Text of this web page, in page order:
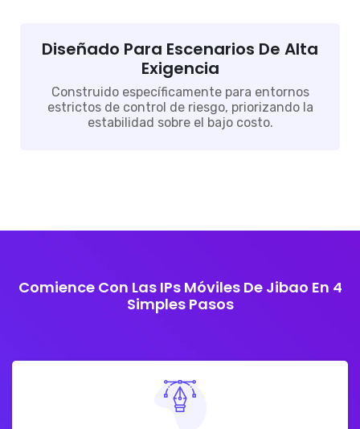
Diseñado Para Escenarios De Alta
Exigencia
Construido específicamente para entornos
estrictos de control de riesgo, priorizando la
estabilidad sobre el bajo costo.
Comience Con Las IPs Móviles De Jibao En 4
Simples Pasos